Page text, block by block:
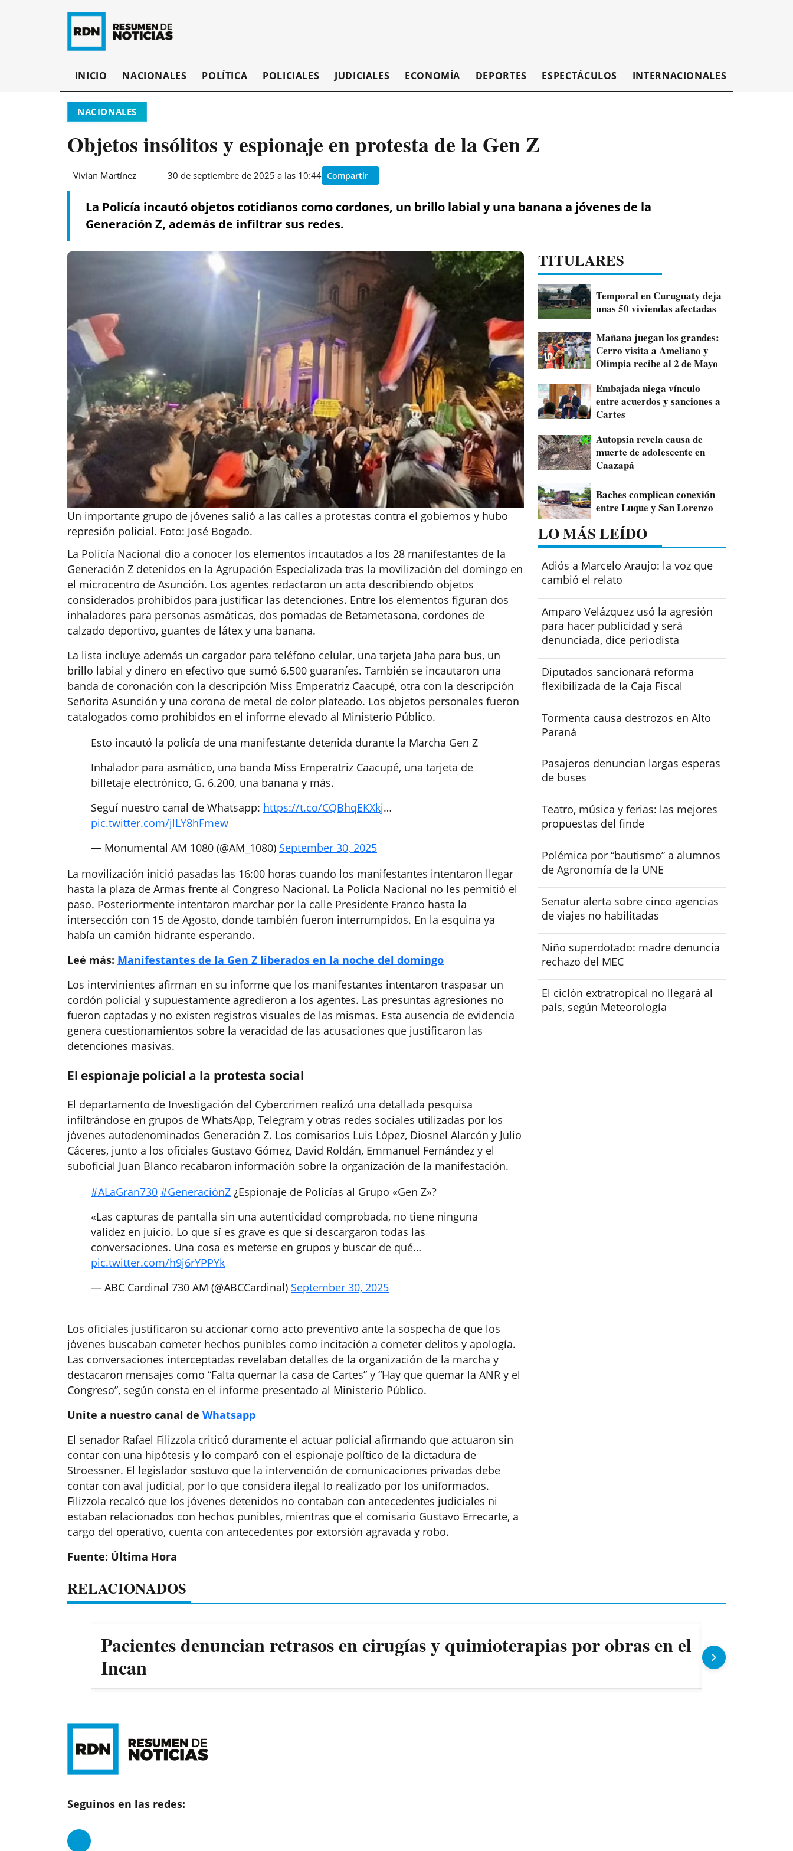
INICIO NACIONALES POLÍTICA POLICIALES JUDICIALES ECONOMÍA DEPORTES ESPECTÁCULOS INTERNACIONALES
NACIONALES
Objetos insólitos y espionaje en protesta de la Gen Z
Vivian Martínez 30 de septiembre de 2025 a las 10:44 Compartir
La Policía incautó objetos cotidianos como cordones, un brillo labial y una banana a jóvenes de la
Generación Z, además de infiltrar sus redes.
Un importante grupo de jóvenes salió a las calles a protestas contra el gobiernos y hubo
represión policial. Foto: José Bogado.
La Policía Nacional dio a conocer los elementos incautados a los 28 manifestantes de la
Generación Z detenidos en la Agrupación Especializada tras la movilización del domingo en
el microcentro de Asunción. Los agentes redactaron un acta describiendo objetos
considerados prohibidos para justificar las detenciones. Entre los elementos figuran dos
inhaladores para personas asmáticas, dos pomadas de Betametasona, cordones de
calzado deportivo, guantes de látex y una banana.
La lista incluye además un cargador para teléfono celular, una tarjeta Jaha para bus, un
brillo labial y dinero en efectivo que sumó 6.500 guaraníes. También se incautaron una
banda de coronación con la descripción Miss Emperatriz Caacupé, otra con la descripción
Señorita Asunción y una corona de metal de color plateado. Los objetos personales fueron
catalogados como prohibidos en el informe elevado al Ministerio Público.
Esto incautó la policía de una manifestante detenida durante la Marcha Gen Z
Inhalador para asmático, una banda Miss Emperatriz Caacupé, una tarjeta de
billetaje electrónico, G. 6.200, una banana y más.
Seguí nuestro canal de Whatsapp: https://t.co/CQBhqEKXkj…
pic.twitter.com/jlLY8hFmew
— Monumental AM 1080 (@AM_1080) September 30, 2025
La movilización inició pasadas las 16:00 horas cuando los manifestantes intentaron llegar
hasta la plaza de Armas frente al Congreso Nacional. La Policía Nacional no les permitió el
paso. Posteriormente intentaron marchar por la calle Presidente Franco hasta la
intersección con 15 de Agosto, donde también fueron interrumpidos. En la esquina ya
había un camión hidrante esperando.
Leé más: Manifestantes de la Gen Z liberados en la noche del domingo
Los intervinientes afirman en su informe que los manifestantes intentaron traspasar un
cordón policial y supuestamente agredieron a los agentes. Las presuntas agresiones no
fueron captadas y no existen registros visuales de las mismas. Esta ausencia de evidencia
genera cuestionamientos sobre la veracidad de las acusaciones que justificaron las
detenciones masivas.
El espionaje policial a la protesta social
El departamento de Investigación del Cybercrimen realizó una detallada pesquisa
infiltrándose en grupos de WhatsApp, Telegram y otras redes sociales utilizadas por los
jóvenes autodenominados Generación Z. Los comisarios Luis López, Diosnel Alarcón y Julio
Cáceres, junto a los oficiales Gustavo Gómez, David Roldán, Emmanuel Fernández y el
suboficial Juan Blanco recabaron información sobre la organización de la manifestación.
#ALaGran730 #GeneraciónZ ¿Espionaje de Policías al Grupo «Gen Z»?
«Las capturas de pantalla sin una autenticidad comprobada, no tiene ninguna
validez en juicio. Lo que sí es grave es que sí descargaron todas las
conversaciones. Una cosa es meterse en grupos y buscar de qué…
pic.twitter.com/h9j6rYPPYk
— ABC Cardinal 730 AM (@ABCCardinal) September 30, 2025
Los oficiales justificaron su accionar como acto preventivo ante la sospecha de que los
jóvenes buscaban cometer hechos punibles como incitación a cometer delitos y apología.
Las conversaciones interceptadas revelaban detalles de la organización de la marcha y
destacaron mensajes como “Falta quemar la casa de Cartes” y “Hay que quemar la ANR y el
Congreso”, según consta en el informe presentado al Ministerio Público.
Unite a nuestro canal de Whatsapp
El senador Rafael Filizzola criticó duramente el actuar policial afirmando que actuaron sin
contar con una hipótesis y lo comparó con el espionaje político de la dictadura de
Stroessner. El legislador sostuvo que la intervención de comunicaciones privadas debe
contar con aval judicial, por lo que considera ilegal lo realizado por los uniformados.
Filizzola recalcó que los jóvenes detenidos no contaban con antecedentes judiciales ni
estaban relacionados con hechos punibles, mientras que el comisario Gustavo Errecarte, a
cargo del operativo, cuenta con antecedentes por extorsión agravada y robo.
Fuente: Última Hora
TITULARES
Temporal en Curuguaty deja
unas 50 viviendas afectadas
Mañana juegan los grandes:
Cerro visita a Ameliano y
Olimpia recibe al 2 de Mayo
Embajada niega vínculo
entre acuerdos y sanciones a
Cartes
Autopsia revela causa de
muerte de adolescente en
Caazapá
Baches complican conexión
entre Luque y San Lorenzo
LO MÁS LEÍDO
Adiós a Marcelo Araujo: la voz que
cambió el relato
Amparo Velázquez usó la agresión
para hacer publicidad y será
denunciada, dice periodista
Diputados sancionará reforma
flexibilizada de la Caja Fiscal
Tormenta causa destrozos en Alto
Paraná
Pasajeros denuncian largas esperas
de buses
Teatro, música y ferias: las mejores
propuestas del finde
Polémica por “bautismo” a alumnos
de Agronomía de la UNE
Senatur alerta sobre cinco agencias
de viajes no habilitadas
Niño superdotado: madre denuncia
rechazo del MEC
El ciclón extratropical no llegará al
país, según Meteorología
RELACIONADOS
Pacientes denuncian retrasos en cirugías y quimioterapias por obras en el
Incan
Ollas
Seguinos en las redes: